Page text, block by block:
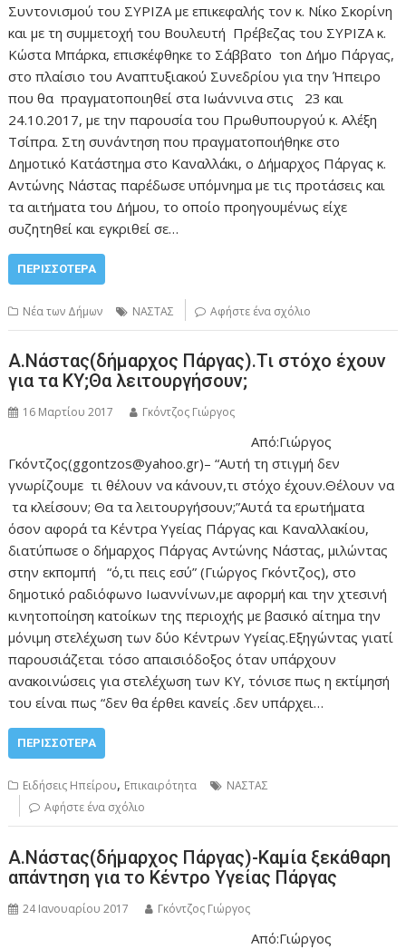
Συντονισμού του ΣΥΡΙΖΑ με επικεφαλής τον κ. Νίκο Σκορίνη
και με τη συμμετοχή του Βουλευτή Πρέβεζας του ΣΥΡΙΖΑ κ.
Κώστα Μπάρκα, επισκέφθηκε το Σάββατο τοn Δήμο Πάργας,
στο πλαίσιο του Αναπτυξιακού Συνεδρίου για την Ήπειρο
που θα πραγματοποιηθεί στα Ιωάννινα στις 23 και
24.10.2017, με την παρουσία του Πρωθυπουργού κ. Αλέξη
Τσίπρα. Στη συνάντηση που πραγματοποιήθηκε στο
Δημοτικό Κατάστημα στο Καναλλάκι, ο Δήμαρχος Πάργας κ.
Αντώνης Νάστας παρέδωσε υπόμνημα με τις προτάσεις και
τα αιτήματα του Δήμου, το οποίο προηγουμένως είχε
συζητηθεί και εγκριθεί σε…
ΠΕΡΙΣΣΌΤΕΡΑ
Νέα των Δήμων ΝΑΣΤΑΣ Αφήστε ένα σχόλιο
Α.Νάστας(δήμαρχος Πάργας).Τι στόχο έχουν
για τα ΚΥ;Θα λειτουργήσουν;
16 Μαρτίου 2017 Γκόντζος Γιώργος
Από:Γιώργος
Γκόντζος(ggontzos@yahoo.gr)– “Αυτή τη στιγμή δεν
γνωρίζουμε τι θέλουν να κάνουν,τι στόχο έχουν.Θέλουν να
τα κλείσουν; Θα τα λειτουργήσουν;”Αυτά τα ερωτήματα
όσον αφορά τα Κέντρα Υγείας Πάργας και Καναλλακίου,
διατύπωσε ο δήμαρχος Πάργας Αντώνης Νάστας, μιλώντας
στην εκπομπή “ό,τι πεις εσύ” (Γιώργος Γκόντζος), στο
δημοτικό ραδιόφωνο Ιωαννίνων,με αφορμή και την χτεσινή
κινητοποίηση κατοίκων της περιοχής με βασικό αίτημα την
μόνιμη στελέχωση των δύο Κέντρων Υγείας.Εξηγώντας γιατί
παρουσιάζεται τόσο απαισιόδοξος όταν υπάρχουν
ανακοινώσεις για στελέχωση των ΚΥ, τόνισε πως η εκτίμησή
του είναι πως “δεν θα έρθει κανείς .δεν υπάρχει…
ΠΕΡΙΣΣΌΤΕΡΑ
Ειδήσεις Ηπείρου, Επικαιρότητα
ΝΑΣΤΑΣ
Αφήστε ένα σχόλιο
Α.Νάστας(δήμαρχος Πάργας)-Καμία ξεκάθαρη
απάντηση για το Κέντρο Υγείας Πάργας
24 Ιανουαρίου 2017 Γκόντζος Γιώργος
Από:Γιώργος